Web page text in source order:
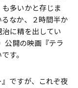
多いかと存じま
なか、２時間半か
に精を出してい
公開の映画『テラ
す。
ですが、これぞ夜